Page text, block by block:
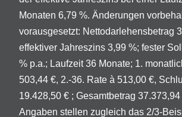
Monaten 6,79 %. Änderungen
vorausgesetzt: Nettodarlehensbetrag
effektiver Jahreszins 3,99 %; fester
% p.a.; Laufzeit 36 Monate; 1.
503,44 €, 2.-36. Rate à 513,00 €,
19.428,50 € ; Gesamtbetrag
Angaben stellen zugleich das 2/3-